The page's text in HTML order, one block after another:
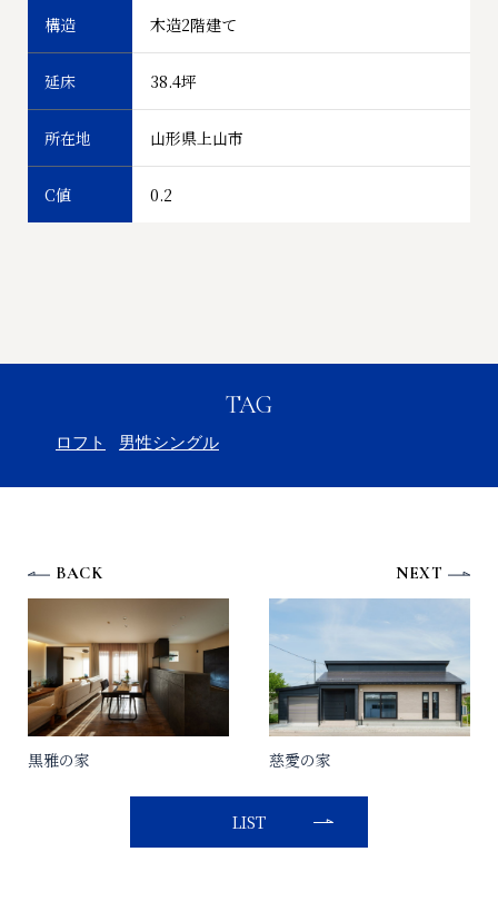
構造 木造2階建て
延床 38.4坪
所在地 山形県上山市
C値 0.2
TAG
ロフト 男性シングル
BACK
黒雅の家
NEXT
慈愛の家
LIST